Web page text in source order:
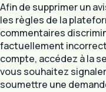
Afin de supprimer un
les règles de la
commentaires
factuellement
compte, accédez à la
vous souhaitez
soumettre une